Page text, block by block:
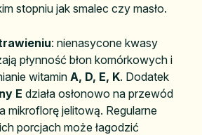
stopniu jak smalec czy masło.
: nienasycone kwasy
płynność błon komórkowych i
witamin A, D, E, K. Dodatek
E działa osłonowo na przewód
mikroflorę jelitową. Regularne
porcjach może łagodzić